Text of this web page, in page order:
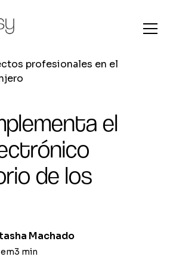
profesionales en el
el
de los
Machado
3 min